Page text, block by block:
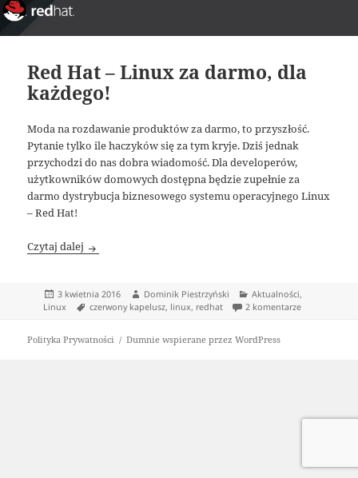
Red Hat – Linux za darmo, dla
każdego!
Moda na rozdawanie produktów za darmo, to przyszłość.
Pytanie tylko ile haczyków się za tym kryje. Dziś jednak
przychodzi do nas dobra wiadomość. Dla developerów,
użytkowników domowych dostępna będzie zupełnie za
darmo dystrybucja biznesowego systemu operacyjnego Linux
– Red Hat!
Czytaj dalej Red Hat – Linux za darmo, dla każdego!
Data
publikacji
3 kwietnia 2016 Autor
Dominik Piestrzyński Kategorie
Aktualności,
Linux
Tagi
czerwony kapelusz, linux, redhat 2 komentarzedo Red Hat –
Polityka Prywatności Dumnie wspierane przez WordPress